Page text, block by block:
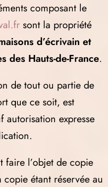
composant le
sont la propriété
d’écrivain et
des Hauts-de-France.
de tout ou partie de
que ce soit, est
autorisation expresse
faire l’objet de copie
étant réservée au